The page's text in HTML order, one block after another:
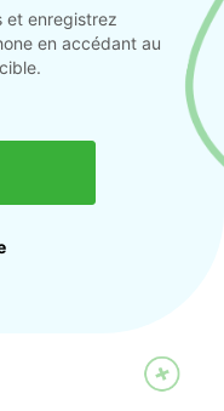
et enregistrez
en accédant au